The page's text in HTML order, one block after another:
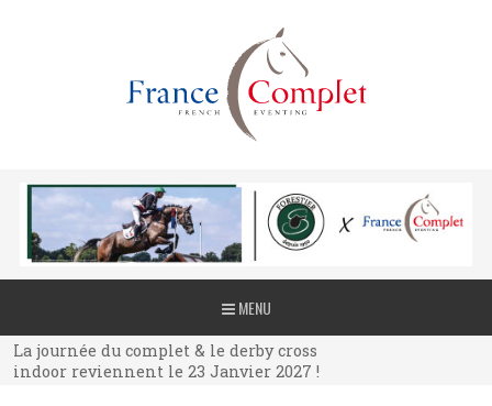
MENU
La journée du complet & le derby cross
indoor reviennent le 23 Janvier 2027 !
La journée du complet & le derby cross
indoor reviennent le 23 Janvier 2027 !